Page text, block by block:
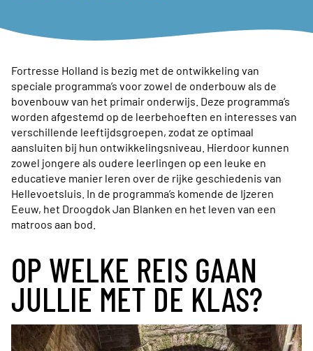
Fortresse Holland is bezig met de ontwikkeling van
speciale programma’s voor zowel de onderbouw als de
bovenbouw van het primair onderwijs. Deze programma’s
worden afgestemd op de leerbehoeften en interesses van
verschillende leeftijdsgroepen, zodat ze optimaal
aansluiten bij hun ontwikkelingsniveau. Hierdoor kunnen
zowel jongere als oudere leerlingen op een leuke en
educatieve manier leren over de rijke geschiedenis van
Hellevoetsluis. In de programma’s komende de Ijzeren
Eeuw, het Droogdok Jan Blanken en het leven van een
matroos aan bod.
OP WELKE REIS GAAN
JULLIE MET DE KLAS?